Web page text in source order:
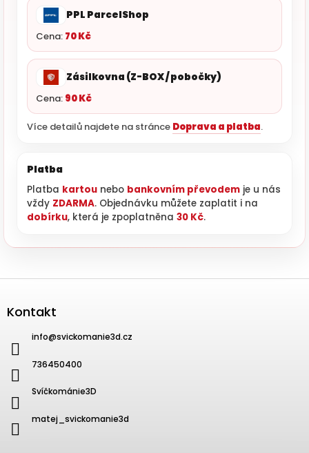
PPL ParcelShop
Cena: 70 Kč
Zásilkovna (Z-BOX / pobočky)
Cena: 90 Kč
Více detailů najdete na stránce Doprava a platba.
Platba
Platba kartou nebo bankovním převodem je u nás
vždy ZDARMA. Objednávku můžete zaplatit i na
dobírku, která je zpoplatněna 30 Kč.
Kontakt
info@svickomanie3d.cz
736450400
Svíčkománie3D
matej_svickomanie3d